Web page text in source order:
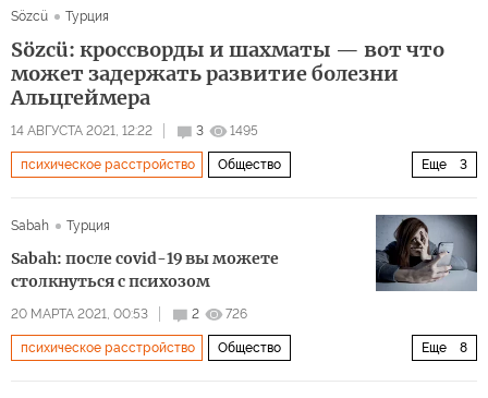
Sözcü Турция
Sözcü: кроссворды и шахматы — вот что
может задержать развитие болезни
Альцгеймера
14 АВГУСТА 2021, 12:22 3 1495
Еще 3
психическое расстройство Общество
Sabah Турция
Sabah: после covid-19 вы можете
столкнуться с психозом
20 МАРТА 2021, 00:53 2 726
Еще 8
психическое расстройство Общество